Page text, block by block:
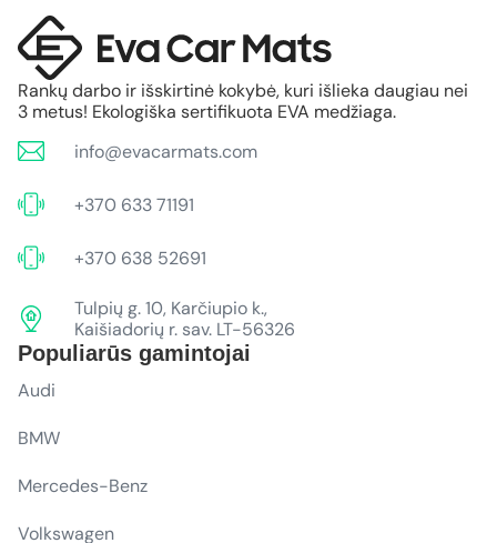
Rankų darbo ir išskirtinė kokybė, kuri išlieka daugiau nei
3 metus! Ekologiška sertifikuota EVA medžiaga.
info@evacarmats.com
+370 633 71191
+370 638 52691
Tulpių g. 10, Karčiupio k.,
Kaišiadorių r. sav. LT-56326
Populiarūs gamintojai
Audi
BMW
Mercedes-Benz
Volkswagen